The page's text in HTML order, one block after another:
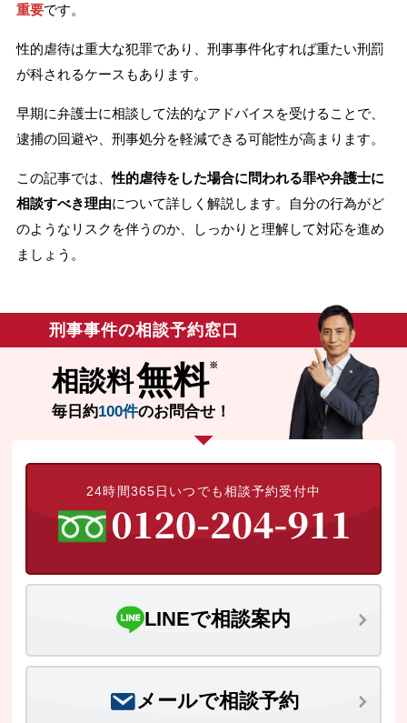
弁護士費用
アクセス
解決実績
無料相談の口コミ評判
刑事事件について知りたい方
刑事事件データベース
重要です。
性的虐待は重大な犯罪であり、刑事事件化すれば重たい刑罰
が科されるケースもあります。
早期に弁護士に相談して法的なアドバイスを受けることで、
逮捕の回避や、刑事処分を軽減できる可能性が高まります。
この記事では、性的虐待をした場合に問われる罪や弁護士に
相談すべき理由について詳しく解説します。自分の行為がど
のようなリスクを伴うのか、しっかりと理解して対応を進め
ましょう。
刑事事件の相談予約窓口
相談料無料
毎日約100件のお問合せ！
24時間365日いつでも相談予約受付中
LINEで相談案内
メールで相談予約